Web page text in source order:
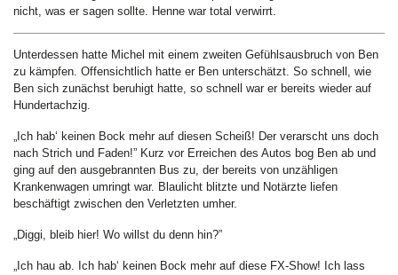
nicht, was er sagen sollte. Henne war total verwirrt.
Unterdessen hatte Michel mit einem zweiten Gefühlsausbruch von Ben
zu kämpfen. Offensichtlich hatte er Ben unterschätzt. So schnell, wie
Ben sich zunächst beruhigt hatte, so schnell war er bereits wieder auf
Hundertachzig.
„Ich hab‘ keinen Bock mehr auf diesen Scheiß! Der verarscht uns doch
nach Strich und Faden!” Kurz vor Erreichen des Autos bog Ben ab und
ging auf den ausgebrannten Bus zu, der bereits von unzähligen
Krankenwagen umringt war. Blaulicht blitzte und Notärzte liefen
beschäftigt zwischen den Verletzten umher.
„Diggi, bleib hier! Wo willst du denn hin?”
„Ich hau ab. Ich hab‘ keinen Bock mehr auf diese FX-Show! Ich lass